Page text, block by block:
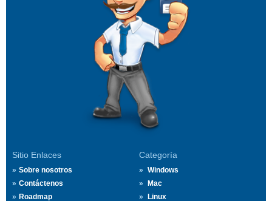
Sitio Enlaces
Sobre nosotros
Contáctenos
Roadmap
Categoría
Windows
Mac
Linux